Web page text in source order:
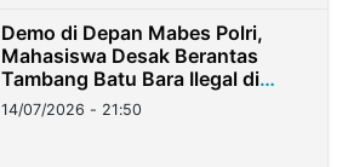
Demo di Depan Mabes Polri,
Mahasiswa Desak Berantas
Tambang Batu Bara Ilegal di
Lampung
14/07/2026 - 21:50